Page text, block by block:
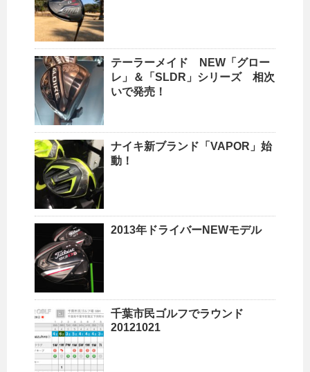
テーラーメイド NEW「グロー
レ」＆「SLDR」シリーズ 相次
いで発売！
ナイキ新ブランド「VAPOR」始
動！
2013年ドライバーNEWモデル
千葉市民ゴルフでラウンド
20121021